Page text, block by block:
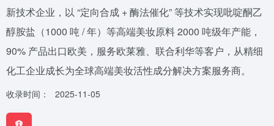
新技术企业，以 “定向合成 + 酶法催化” 等技术实现吡啶酮乙
醇胺盐（1000 吨 / 年）等高端美妆原料 2000 吨级年产能，
90% 产品出口欧美，服务欧莱雅、联合利华等客户，从精细
化工企业成长为全球高端美妆活性成分解决方案服务商。
收录时间： 2025-11-05